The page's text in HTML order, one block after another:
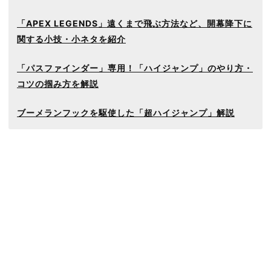
「APEX LEGENDS」遠くまで飛ぶ方法など、開幕降下に
関する小技・小ネタを紹介
「パスファインダー」専用！「ハイジャンプ」のやり方・
コツの掴み方を解説
ブーメランフックを駆使した「超ハイジャンプ」解説